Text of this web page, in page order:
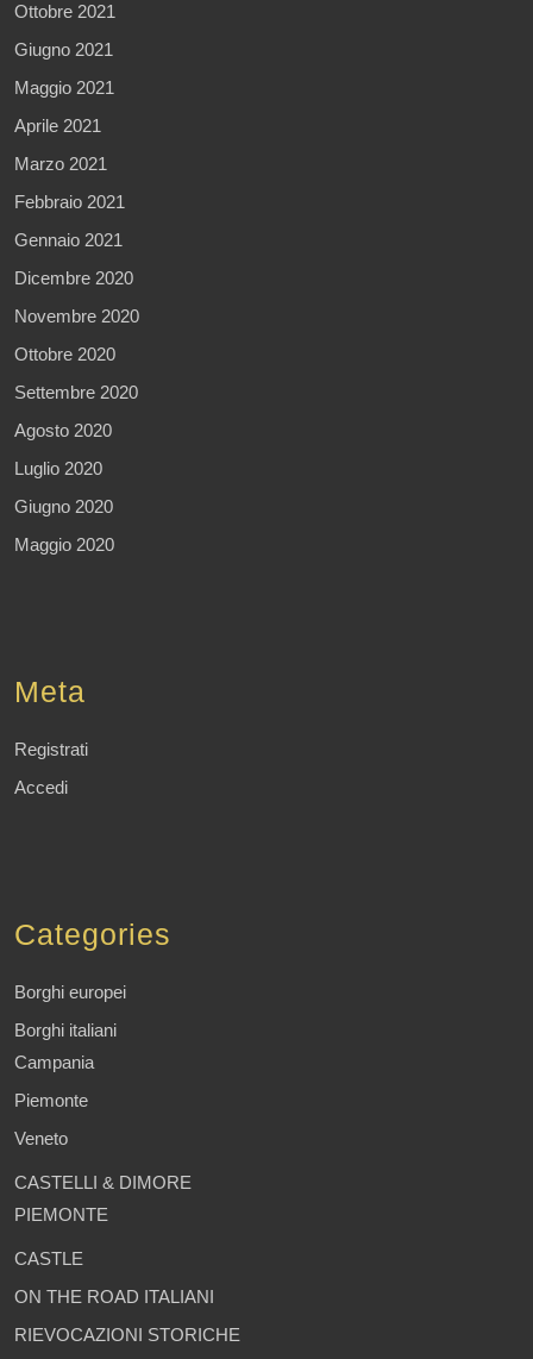
Ottobre 2021
Giugno 2021
Maggio 2021
Aprile 2021
Marzo 2021
Febbraio 2021
Gennaio 2021
Dicembre 2020
Novembre 2020
Ottobre 2020
Settembre 2020
Agosto 2020
Luglio 2020
Giugno 2020
Maggio 2020
Meta
Registrati
Accedi
Categories
Borghi europei
Borghi italiani
Campania
Piemonte
Veneto
CASTELLI & DIMORE
PIEMONTE
CASTLE
ON THE ROAD ITALIANI
RIEVOCAZIONI STORICHE